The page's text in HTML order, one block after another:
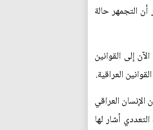
التجمهر حالة
إلى القوانين
العراقية.
العراقي
أشار لها